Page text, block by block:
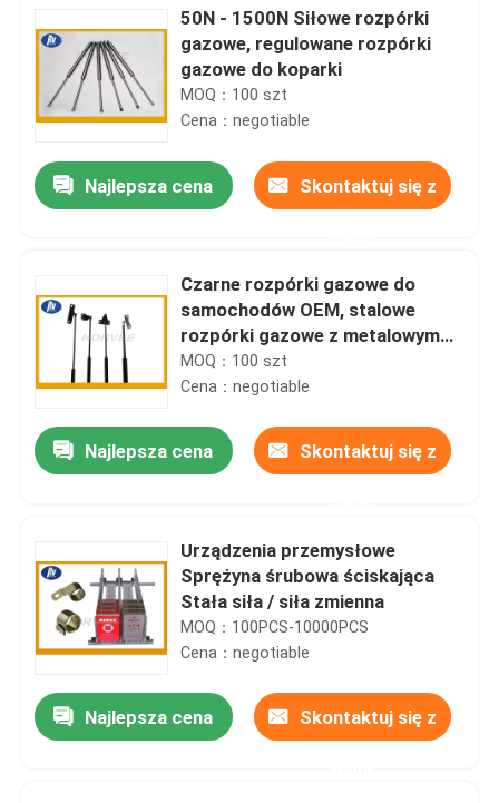
50N - 1500N Siłowe rozpórki
gazowe, regulowane rozpórki
gazowe do koparki
MOQ：100 szt
Cena：negotiable
Najlepsza cena Skontaktuj się z
Czarne rozpórki gazowe do
samochodów OEM, stalowe
rozpórki gazowe z metalowym
oczkiem
MOQ：100 szt
Cena：negotiable
Najlepsza cena Skontaktuj się z
Urządzenia przemysłowe
Sprężyna śrubowa ściskająca
Stała siła / siła zmienna
MOQ：100PCS-10000PCS
Cena：negotiable
Najlepsza cena Skontaktuj się z